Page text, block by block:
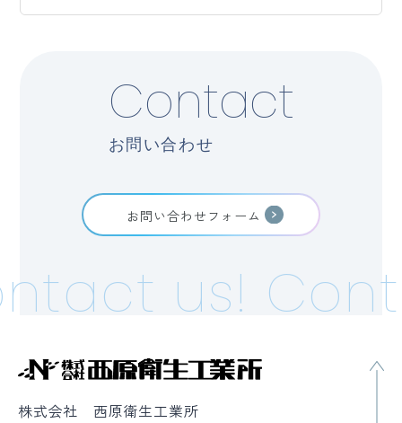
Contact
お問い合わせ
お問い合わせフォーム
us!
株式会社 西原衛生工業所